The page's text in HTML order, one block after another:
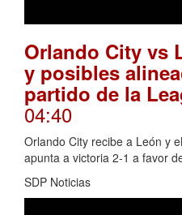
Orlando City vs
y posibles
partido de la
04:40
Orlando City recibe a León y
apunta a victoria 2-1 a favor
SDP Noticias